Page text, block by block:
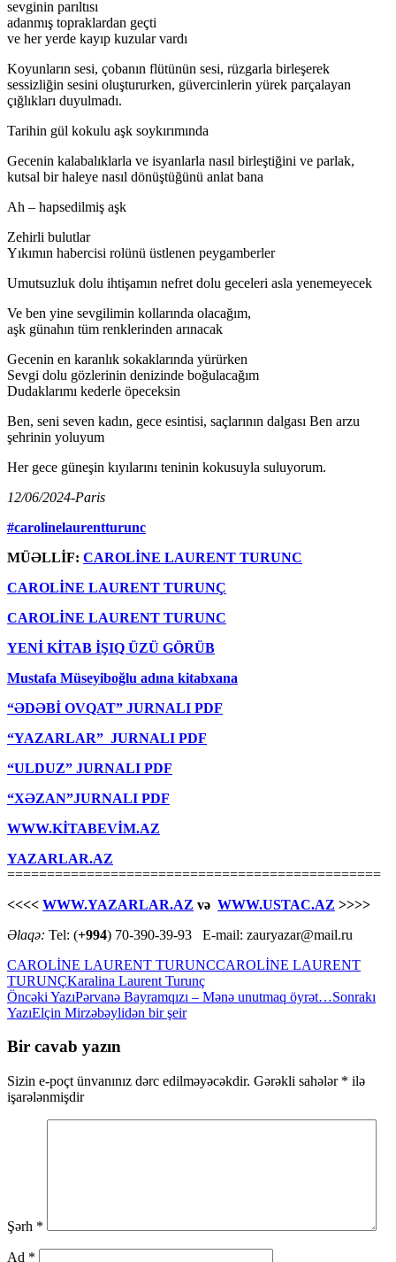
sevginin parıltısı
adanmış topraklardan geçti
ve her yerde kayıp kuzular vardı
Koyunların sesi, çobanın flütünün sesi, rüzgarla birleşerek
sessizliğin sesini oluştururken, güvercinlerin yürek parçalayan
çığlıkları duyulmadı.
Tarihin gül kokulu aşk soykırımında
Gecenin kalabalıklarla ve isyanlarla nasıl birleştiğini ve parlak,
kutsal bir haleye nasıl dönüştüğünü anlat bana
Ah – hapsedilmiş aşk
Zehirli bulutlar
Yıkımın habercisi rolünü üstlenen peygamberler
Umutsuzluk dolu ihtişamın nefret dolu geceleri asla yenemeyecek
Ve ben yine sevgilimin kollarında olacağım,
aşk günahın tüm renklerinden arınacak
Gecenin en karanlık sokaklarında yürürken
Sevgi dolu gözlerinin denizinde boğulacağım
Dudaklarımı kederle öpeceksin
Ben, seni seven kadın, gece esintisi, saçlarının dalgası Ben arzu
şehrinin yoluyum
Her gece güneşin kıyılarını teninin kokusuyla suluyorum.
12/06/2024-Paris
#carolinelaurentturunc
MÜƏLLİF: CAROLİNE LAURENT TURUNC
CAROLİNE LAURENT TURUNÇ
CAROLİNE LAURENT TURUNC
YENİ KİTAB İŞIQ ÜZÜ GÖRÜB
Mustafa Müseyiboğlu adına kitabxana
“ƏDƏBİ OVQAT” JURNALI PDF
“YAZARLAR” JURNALI PDF
“ULDUZ” JURNALI PDF
“XƏZAN”JURNALI PDF
WWW.KİTABEVİM.AZ
YAZARLAR.AZ
===============================================
<<<< WWW.YAZARLAR.AZ və WWW.USTAC.AZ >>>>
Əlaqə: Tel: (+994) 70-390-39-93 E-mail: zauryazar@mail.ru
CAROLİNE LAURENT TURUNCCAROLİNE LAURENT
TURUNÇKaralina Laurent Turunç
Yazılar
üzrə
naviqasiya
Öncəki YazıPərvanə Bayramqızı – Mənə unutmaq öyrət…Sonrakı
YazıElçin Mirzəbəylidən bir şeir
Bir cavab yazın
Sizin e-poçt ünvanınız dərc edilməyəcəkdir. Gərəkli sahələr * ilə
işarələnmişdir
Şərh *
Ad *